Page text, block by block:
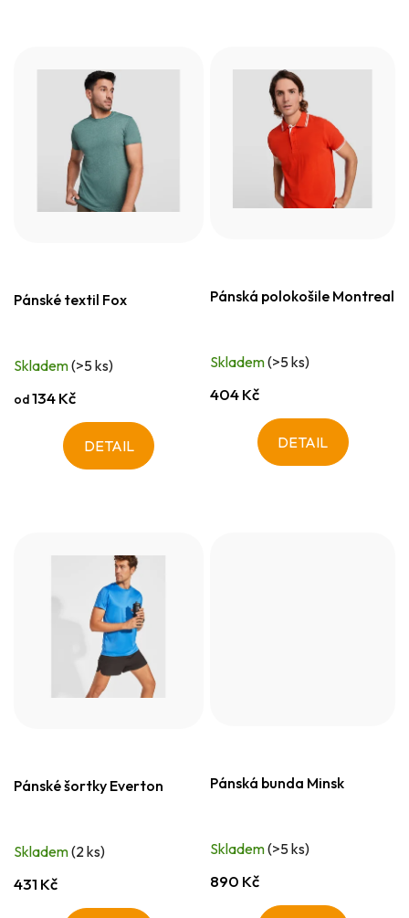
Pánské textil Fox
Skladem(>5 ks)
od134 Kč
DETAIL
Pánská polokošile Montreal
Skladem(>5 ks)
404 Kč
DETAIL
Pánské šortky Everton
Skladem(2 ks)
431 Kč
Pánská bunda Minsk
Skladem(>5 ks)
890 Kč